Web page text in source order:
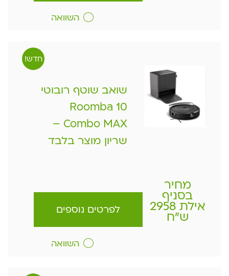
השוואה
חדש!
שואב שוטף רובוטי
10 Roomba
Combo MAX –
שריון מוצר בלבד
מחיר
בסניף
אילת 2958
ש"ח לפרטים נוספים
השוואה